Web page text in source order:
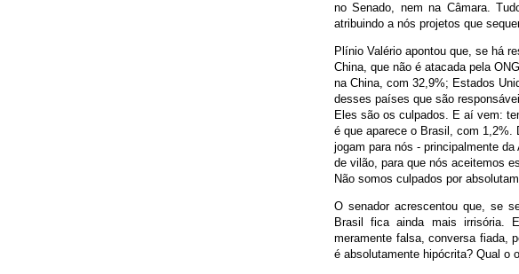
no Senado, nem na Câmara.
atribuindo a nós projetos que
Plínio Valério apontou que, se há
China, que não é atacada pela
na China, com 32,9%; Estados
desses países que são
Eles são os culpados. E aí vem:
é que aparece o Brasil, com 1,2%.
jogam para nós - principalmente
de vilão, para que nós aceitemos
Não somos culpados por
O senador acrescentou que, se
Brasil fica ainda mais irrisória.
meramente falsa, conversa fiada,
é absolutamente hipócrita? Qual o